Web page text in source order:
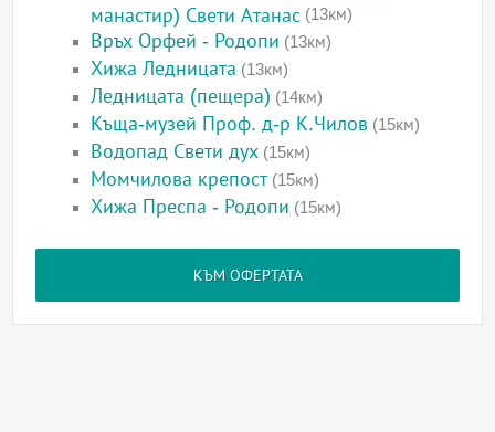
манастир) Свети Атанас (13км)
Връх Орфей - Родопи (13км)
Хижа Ледницата (13км)
Ледницата (пещера) (14км)
Къща-музей Проф. д-р К.Чилов (15км)
Водопад Свети дух (15км)
Момчилова крепост(15км)
Хижа Преспа - Родопи (15км)
КЪМ ОФЕРТАТА